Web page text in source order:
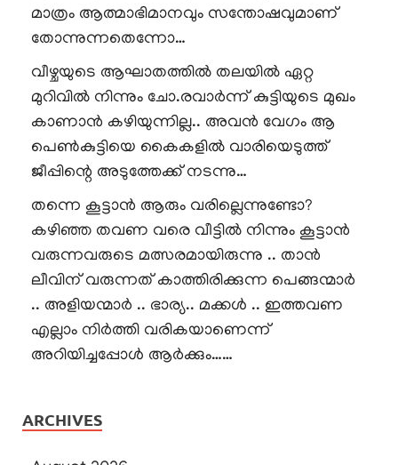
മാത്രം ആത്മാഭിമാനവും സന്തോഷവുമാണ്
തോന്നുന്നതെന്നോ…
വീഴ്ചയുടെ ആഘാതത്തിൽ തലയിൽ ഏറ്റ
മുറിവിൽ നിന്നും ചോ.രവാർന്ന് കുട്ടിയുടെ മുഖം
കാണാൻ കഴിയുന്നില്ല.. അവൻ വേഗം ആ
പെൺകുട്ടിയെ കൈകളിൽ വാരിയെടുത്ത്
ജീപ്പിന്റെ അടുത്തേക്ക് നടന്നു…
തന്നെ കൂട്ടാൻ ആരും വരില്ലെന്നുണ്ടോ?
കഴിഞ്ഞ തവണ വരെ വീട്ടിൽ നിന്നും കൂട്ടാൻ
വരുന്നവരുടെ മത്സരമായിരുന്നു .. താൻ
ലീവിന് വരുന്നത് കാത്തിരിക്കുന്ന പെങ്ങന്മാർ
.. അളിയന്മാർ .. ഭാര്യ.. മക്കൾ .. ഇത്തവണ
എല്ലാം നിർത്തി വരികയാണെന്ന്
അറിയിച്ചപ്പോൾ ആർക്കും……
ARCHIVES